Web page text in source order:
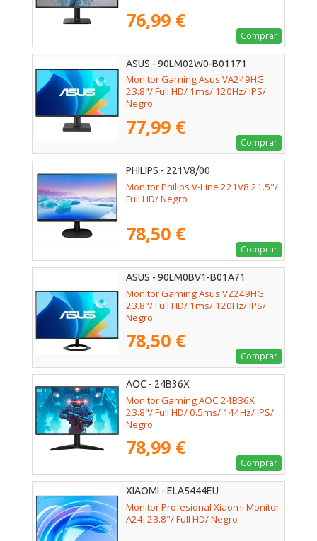
76,99 €
Comprar
ASUS - 90LM02W0-B01171
Monitor Gaming Asus VA249HG
23.8"/ Full HD/ 1ms/ 120Hz/ IPS/
Negro
77,99 €
Comprar
PHILIPS - 221V8/00
Monitor Philips V-Line 221V8 21.5"/
Full HD/ Negro
78,50 €
Comprar
ASUS - 90LM0BV1-B01A71
Monitor Gaming Asus VZ249HG
23.8"/ Full HD/ 1ms/ 120Hz/ IPS/
Negro
78,50 €
Comprar
AOC - 24B36X
Monitor Gaming AOC 24B36X
23.8"/ Full HD/ 0.5ms/ 144Hz/ IPS/
Negro
78,99 €
Comprar
XIAOMI - ELA5444EU
Monitor Profesional Xiaomi Monitor
A24i 23.8"/ Full HD/ Negro